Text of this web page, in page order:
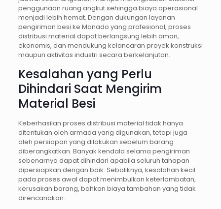
penggunaan ruang angkut sehingga biaya operasional
menjadi lebih hemat. Dengan dukungan layanan
pengiriman besi ke Manado yang profesional, proses
distribusi material dapat berlangsung lebih aman,
ekonomis, dan mendukung kelancaran proyek konstruksi
maupun aktivitas industri secara berkelanjutan.
Kesalahan yang Perlu
Dihindari Saat Mengirim
Material Besi
Keberhasilan proses distribusi material tidak hanya
ditentukan oleh armada yang digunakan, tetapi juga
oleh persiapan yang dilakukan sebelum barang
diberangkatkan. Banyak kendala selama pengiriman
sebenarnya dapat dihindari apabila seluruh tahapan
dipersiapkan dengan baik. Sebaliknya, kesalahan kecil
pada proses awal dapat menimbulkan keterlambatan,
kerusakan barang, bahkan biaya tambahan yang tidak
direncanakan.